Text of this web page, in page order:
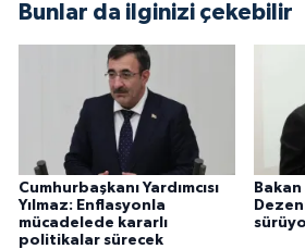
Bunlar da ilginizi çekebilir
Cumhurbaşkanı Yardımcısı
Yılmaz: Enflasyonla
mücadelede kararlı
politikalar sürecek
Bakan